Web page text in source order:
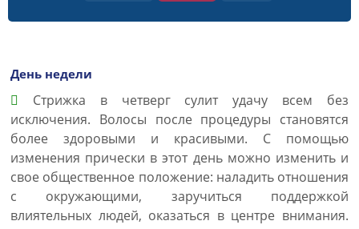
День недели
Cтрижка в четверг сулит удачу всем без
исключения. Волосы после процедуры становятся
более здоровыми и красивыми. С помощью
изменения прически в этот день можно изменить и
свое общественное положение: наладить отношения
с окружающими, заручиться поддержкой
влиятельных людей, оказаться в центре внимания.